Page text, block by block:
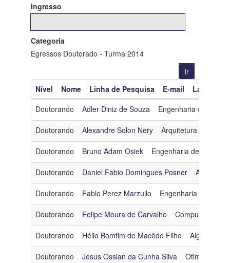
Ingresso
Categoria
Egressos Doutorado - Turma 2014
Nível Nome Linha de Pesquisa E-mail Lattes
Doutorando
Adler Diniz de Souza Engenharia de
Doutorando Alexandre Solon Nery Arquitetura e
Doutorando Bruno Adam Osiek Engenharia de Dados
Doutorando Daniel Fabio Domingues Posner
Doutorando Fabio Perez Marzullo Engenharia de
Doutorando Felipe Moura de Carvalho Computação
Doutorando Hélio Bomfim de Macêdo Filho Algoritmos
Doutorando Jesus Ossian da Cunha Silva Otimização